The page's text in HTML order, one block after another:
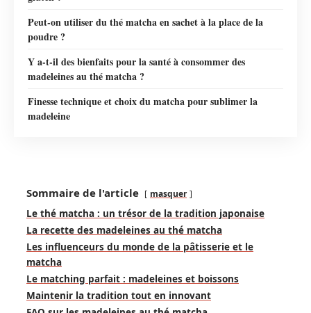
Peut-on utiliser du thé matcha en sachet à la place de la
poudre ?
Y a-t-il des bienfaits pour la santé à consommer des
madeleines au thé matcha ?
Finesse technique et choix du matcha pour sublimer la
madeleine
Sommaire de l'article masquer
Le thé matcha : un trésor de la tradition japonaise
La recette des madeleines au thé matcha
Les influenceurs du monde de la pâtisserie et le
matcha
Le matching parfait : madeleines et boissons
Maintenir la tradition tout en innovant